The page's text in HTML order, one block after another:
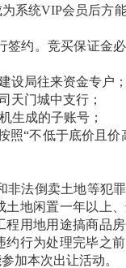
系统VIP会员后方
签约。竞买保证金
设局往来资金专户
天门城中支行；
生成的子账号；
照“不低于底价且价
非法倒卖土地等犯
地闲置一年以上
用地用途搞商品
行为处理完毕之
加本次出让活动。